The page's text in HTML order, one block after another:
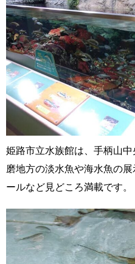
姫路市立水族館は、手柄山
磨地方の淡水魚や海水魚の
ールなど見どころ満載です。